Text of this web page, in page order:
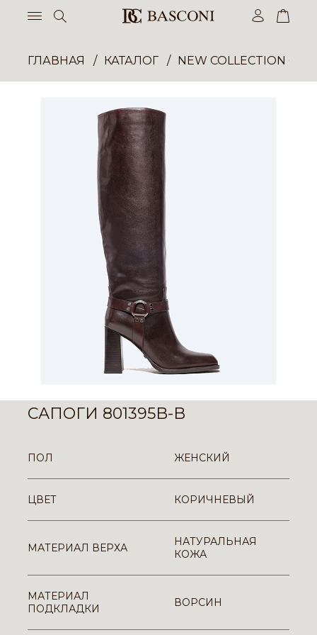
ГЛАВНАЯ КАТАЛОГ NEW COLLECTION
САПОГИ 801395B-B
ПОЛ ЖЕНСКИЙ
ЦВЕТ КОРИЧНЕВЫЙ
МАТЕРИАЛ ВЕРХА
НАТУРАЛЬНАЯ
КОЖА
МАТЕРИАЛ
ПОДКЛАДКИ
ВОРСИН